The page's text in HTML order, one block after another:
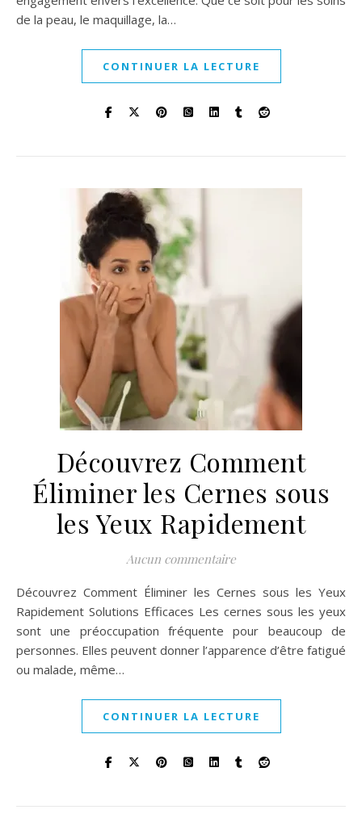
de la peau, le maquillage, la…
CONTINUER LA LECTURE
Découvrez Comment
Éliminer les Cernes sous
les Yeux Rapidement
Aucun commentaire
Découvrez Comment Éliminer les Cernes sous les Yeux
Rapidement Solutions Efficaces Les cernes sous les yeux
sont une préoccupation fréquente pour beaucoup de
personnes. Elles peuvent donner l’apparence d’être fatigué
ou malade, même…
CONTINUER LA LECTURE